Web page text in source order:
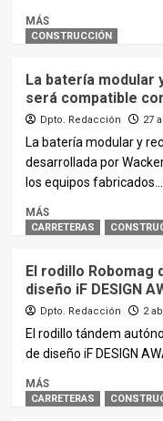
MÁS
CONSTRUCCIÓN
La batería modular
será compatible
Dpto. Redacción 27
La batería modular y
desarrollada por
los equipos fabricados...
MÁS
CARRETERAS
El rodillo Robomag
diseño iF DESIGN
Dpto. Redacción 2
El rodillo tándem
de diseño iF DESIGN
MÁS
CARRETERAS